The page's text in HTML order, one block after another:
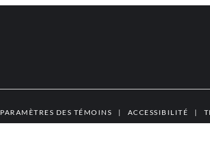
PARAMÈTRES DES TÉMOINS | ACCESSIBILITÉ |